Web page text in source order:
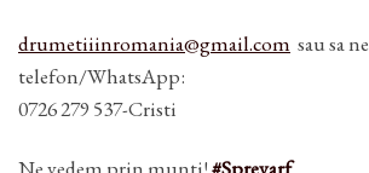
drumetiiinromania@gmail.com sau sa
telefon/WhatsApp:
0726 279 537-Cristi
Ne vedem prin munti!#Sprevarf